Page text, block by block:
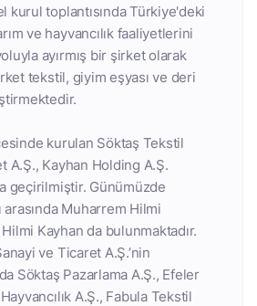
kurul toplantısında Türkiye'deki
ve hayvancılık faaliyetlerini
ayırmış bir şirket olarak
tekstil, giyim eşyası ve deri
kurulan Söktaş Tekstil
A.Ş., Kayhan Holding A.Ş.
geçirilmiştir. Günümüzde
Muharrem Hilmi
Kayhan da bulunmaktadır.
ve Ticaret A.Ş.’nin
Söktaş Pazarlama A.Ş., Efeler
A.Ş., Fabula Tekstil